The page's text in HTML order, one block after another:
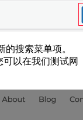
的搜索菜单项。
以在我们测试网